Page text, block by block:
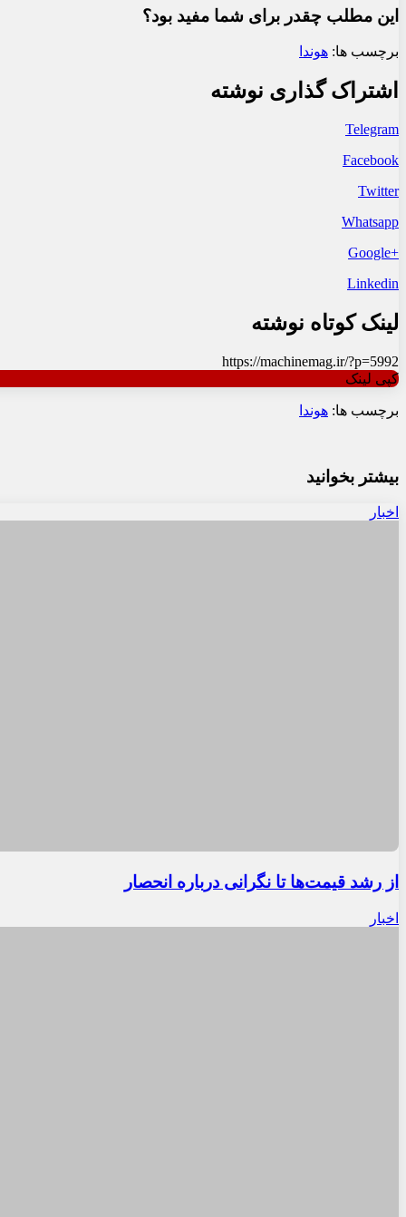
این مطلب چقدر برای شما مفید بود؟
برچسب ها: هوندا
اشتراک گذاری نوشته
Telegram
Facebook
Twitter
Whatsapp
+Google
Linkedin
لینک کوتاه نوشته
https://machinemag.ir/?p=5992
کپی لینک
برچسب ها: هوندا
بیشتر بخوانید
اخبار
از رشد قیمت‌ها تا نگرانی درباره انحصار
اخبار